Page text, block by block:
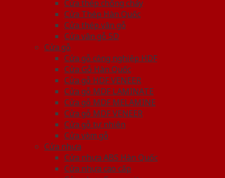
Cửa thép chống cháy
Cửa Thép Hàn Quốc
Cửa thép vân gỗ
Cửa vân gỗ 5D
Cửa gỗ
Cửa gỗ công nghiệp HDF
Cửa Gỗ Hàn Quốc
Cửa gỗ HDF VENEER
Cửa gỗ MDF LAMINATE
Cửa gỗ MDF MELAMINE
Cửa gỗ MDF VENEER
Cửa gỗ tự nhiên
Cửa vòm gỗ
Cửa nhựa
Cửa nhựa ABS Hàn Quốc
Cửa nhựa cao cấp